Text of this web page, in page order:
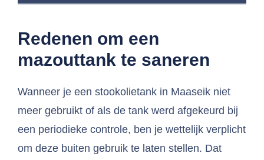
Redenen om een
mazouttank te saneren
Wanneer je een stookolietank in Maaseik niet
meer gebruikt of als de tank werd afgekeurd bij
een periodieke controle, ben je wettelijk verplicht
om deze buiten gebruik te laten stellen. Dat